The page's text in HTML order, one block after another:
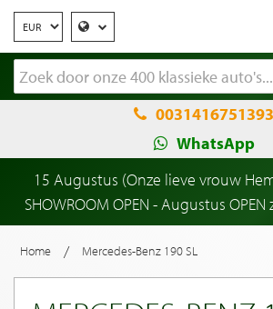
0031416751393
WhatsApp
15 Augustus (Onze lieve vrouw
SHOWROOM OPEN - Augustus
Home / Mercedes-Benz 190 SL